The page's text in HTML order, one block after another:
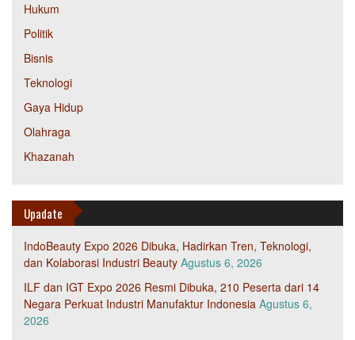
Hukum
Politik
Bisnis
Teknologi
Gaya Hidup
Olahraga
Khazanah
Upadate
IndoBeauty Expo 2026 Dibuka, Hadirkan Tren, Teknologi,
dan Kolaborasi Industri Beauty Agustus 6, 2026
ILF dan IGT Expo 2026 Resmi Dibuka, 210 Peserta dari 14
Negara Perkuat Industri Manufaktur Indonesia Agustus 6,
2026